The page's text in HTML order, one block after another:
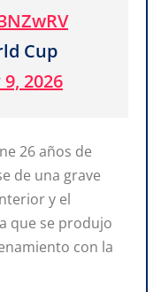
Cup
2026
26 años de
de una grave
y el
que se produjo
con la